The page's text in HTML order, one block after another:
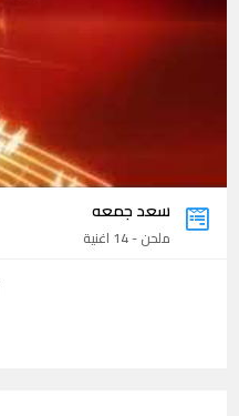
سعد جمعه
ملحن - 14 اغنية